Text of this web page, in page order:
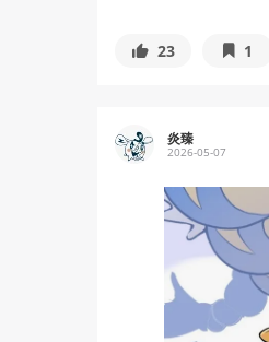
23 1
炎臻
2026-05-07